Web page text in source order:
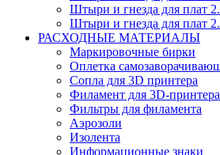
Штыри и гнезда для плат
Штыри и гнезда для плат
РАСХОДНЫЕ МАТЕРИАЛЫ
Маркировочные бирки
Оплетка
Сопла для 3D принтера
Филамент для 3D-принтера
Фильтры для филамента
Аэрозоли
Изолента
Информационные знаки